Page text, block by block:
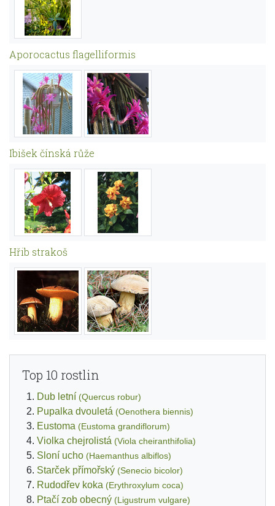
Aporocactus flagelliformis
Ibišek čínská růže
Hřib strakoš
Top 10 rostlin
Dub letní (Quercus robur)
Pupalka dvouletá (Oenothera biennis)
Eustoma (Eustoma grandiflorum)
Violka chejrolistá (Viola cheiranthifolia)
Sloní ucho (Haemanthus albiflos)
Starček přímořský (Senecio bicolor)
Rudodřev koka (Erythroxylum coca)
Ptačí zob obecný (Ligustrum vulgare)